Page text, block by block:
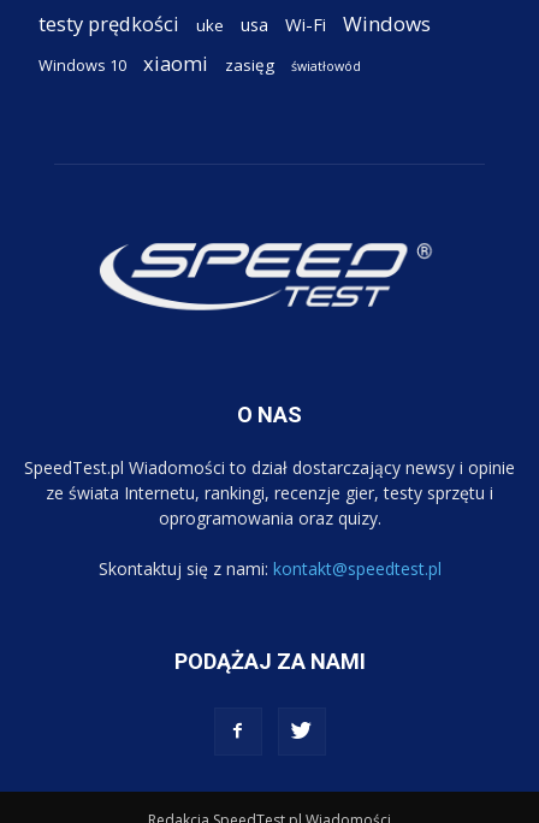
testy prędkości uke usa Wi-Fi Windows
Windows 10 xiaomi zasięg światłowód
O NAS
SpeedTest.pl Wiadomości to dział dostarczający newsy i opinie
ze świata Internetu, rankingi, recenzje gier, testy sprzętu i
oprogramowania oraz quizy.
Skontaktuj się z nami: kontakt@speedtest.pl
PODĄŻAJ ZA NAMI